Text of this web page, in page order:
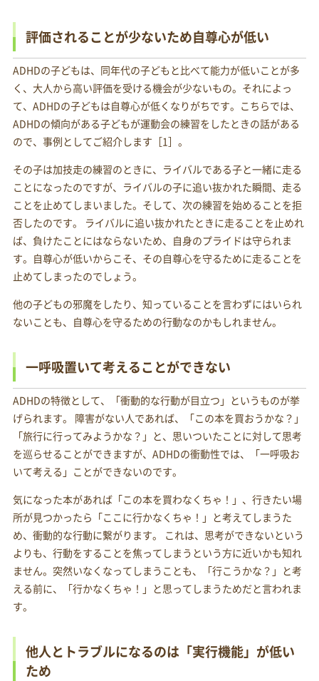
評価されることが少ないため自尊心が低い
ADHDの子どもは、同年代の子どもと比べて能力が低いことが多
く、大人から高い評価を受ける機会が少ないもの。それによっ
て、ADHDの子どもは自尊心が低くなりがちです。こちらでは、
ADHDの傾向がある子どもが運動会の練習をしたときの話がある
ので、事例としてご紹介します［1］。
その子は加技走の練習のときに、ライバルである子と一緒に走る
ことになったのですが、ライバルの子に追い抜かれた瞬間、走る
ことを止めてしまいました。そして、次の練習を始めることを拒
否したのです。 ライバルに追い抜かれたときに走ることを止めれ
ば、負けたことにはならないため、自身のプライドは守られま
す。自尊心が低いからこそ、その自尊心を守るために走ることを
止めてしまったのでしょう。
他の子どもの邪魔をしたり、知っていることを言わずにはいられ
ないことも、自尊心を守るための行動なのかもしれません。
一呼吸置いて考えることができない
ADHDの特徴として、「衝動的な行動が目立つ」というものが挙
げられます。 障害がない人であれば、「この本を買おうかな？」
「旅行に行ってみようかな？」と、思いついたことに対して思考
を巡らせることができますが、ADHDの衝動性では、「一呼吸お
いて考える」ことができないのです。
気になった本があれば「この本を買わなくちゃ！」、行きたい場
所が見つかったら「ここに行かなくちゃ！」と考えてしまうた
め、衝動的な行動に繋がります。 これは、思考ができないという
よりも、行動をすることを焦ってしまうという方に近いかも知れ
ません。突然いなくなってしまうことも、「行こうかな？」と考
える前に、「行かなくちゃ！」と思ってしまうためだと言われま
す。
他人とトラブルになるのは「実行機能」が低い
ため